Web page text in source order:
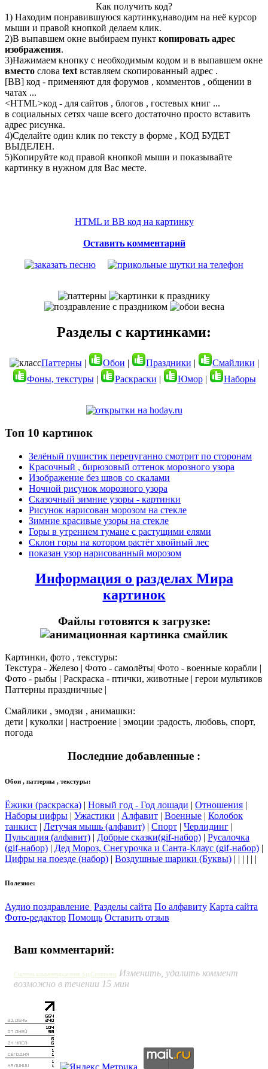
Как получить код?
1) Находим понравившуюся картинку,наводим на неё курсор
мыши и правой кнопкой делаем клик.
2)В выпавшем окне выбираем пункт копировать адрес
изображения.
3)Нажимаем кнопку с необходимым кодом и в выпавшем окне
вместо слова text вставляем скопированный адрес .
[BB] код - применяют для форумов , комментов , общении в
чатах ...
<HTML>код - для сайтов , блогов , гостевых книг ...
в социальных сетях чаше всего достаточно просто вставить
адрес рисунка.
4)Сделайте один клик по тексту в форме , КОД БУДЕТ
ВЫДЕЛЕН.
5)Копируйте код правой кнопкой мыши и показывайте
картинку в нужном для Вас месте.
HTML и BB код на картинку
Оставить комментарий
Разделы с картинками:
Паттерны| Обои | Праздники | Смайлики |
Фоны, текстуры| Раскраски | Юмор| Наборы
Топ 10 картинок
Зелёный пушистик перепуганно смотрит по сторонам
Красочный , бирюзовый оттенок морозного узора
Изображение без швов со скалами
Ночной рисунок морозного узора
Сказочный зимние узоры - картинки
Рисунок нарисован морозом на стекле
Зимние красивые узоры на стекле
Горы в утреннем тумане с растущими елями
Склон горы на котором растёт хвойный лес
показан узор нарисованный морозом
Информация о разделах Мира
картинок
Файлы готовятся к загрузке:
Картинки, фото , текстуры:
Текстура - Железо | Фото - самолёты| Фото - военные корабли |
Фото - рыбы | Раскраска - птички, животные | герои мультиков
Паттерны праздничные |
Смайлики , эмодзи , анимашки:
дети | куколки | настроение | эмоции :радость, любовь, спорт,
погода
Последние добавленные :
Обои , паттерны , текстуры:
Ёжики (раскраска) | Новый год - Год лошади | Отношения |
Наборы цифры | Ужастики | Алфавит | Военные | Колобок
танкист | Летучая мышь (алфавит) | Спорт | Черлидинг |
Пульсация (алфавит) | Добрые сказки(gif-набор) | Русалочка
(gif-набор) | Дед Мороз, Снегурочка и Санта-Клаус (gif-набор) |
Цифры на поезде (набор) | Воздушные шарики (Буквы) | | | | | |
Полезное:
Аудио поздравление Разделы сайта По алфавиту Карта сайта
Фото-редактор Помощь Оставить отзыв
Ваш комментарий:
Система комментирования SigComments Изменить, удалить коммент
возможно в течении 15 мин